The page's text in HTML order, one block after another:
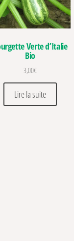
Verte d’Italie
Bio
3,00€
Lire la suite